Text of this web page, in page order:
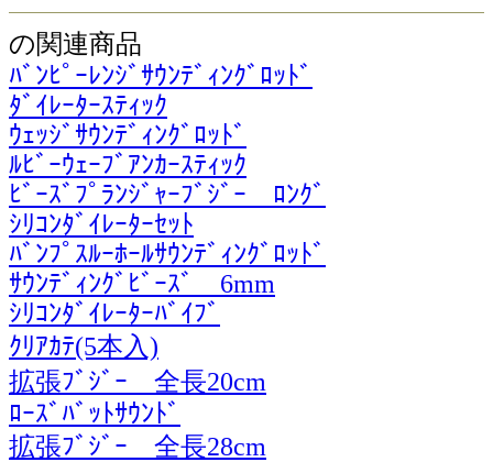
の関連商品
ﾊﾞﾝﾋﾟｰﾚﾝｼﾞｻｳﾝﾃﾞｨﾝｸﾞﾛｯﾄﾞ
ﾀﾞｲﾚｰﾀｰｽﾃｨｯｸ
ｳｪｯｼﾞｻｳﾝﾃﾞｨﾝｸﾞﾛｯﾄﾞ
ﾙﾋﾞｰｳｪｰﾌﾞｱﾝｶｰｽﾃｨｯｸ
ﾋﾞｰｽﾞﾌﾟﾗﾝｼﾞｬｰﾌﾞｼﾞｰ ﾛﾝｸﾞ
ｼﾘｺﾝﾀﾞｲﾚｰﾀｰｾｯﾄ
ﾊﾞﾝﾌﾟｽﾙｰﾎｰﾙｻｳﾝﾃﾞｨﾝｸﾞﾛｯﾄﾞ
ｻｳﾝﾃﾞｨﾝｸﾞﾋﾞｰｽﾞ 6mm
ｼﾘｺﾝﾀﾞｲﾚｰﾀｰﾊﾞｲﾌﾞ
ｸﾘｱｶﾃ(5本入)
拡張ﾌﾞｼﾞｰ 全長20cm
ﾛｰｽﾞﾊﾞｯﾄｻｳﾝﾄﾞ
拡張ﾌﾞｼﾞｰ 全長28cm